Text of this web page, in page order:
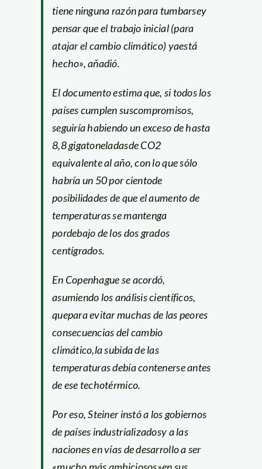
tiene ninguna razón para tumbarsey
pensar que el trabajo inicial (para
atajar el cambio climático) yaestá
hecho», añadió.
El documento estima que, si todos los
países cumplen suscompromisos,
seguiría habiendo un exceso de hasta
8,8 gigatoneladasde CO2
equivalente al año, con lo que sólo
habría un 50 por cientode
posibilidades de que el aumento de
temperaturas se mantenga
pordebajo de los dos grados
centígrados.
En Copenhague se acordó,
asumiendo los análisis científicos,
quepara evitar muchas de las peores
consecuencias del cambio
climático,la subida de las
temperaturas debía contenerse antes
de ese techotérmico.
Por eso, Steiner instó a los gobiernos
de países industrializadosy a las
naciones en vías de desarrollo a ser